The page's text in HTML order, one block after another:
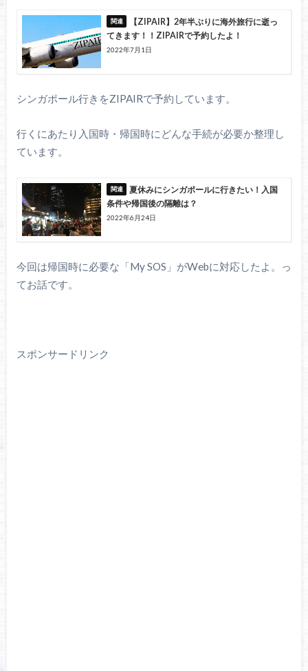
【ZIPAIR】2年半ぶりに海外旅行に逝っ
てきます！！ZIPAIRで予約したよ！
2022年7月1日
シンガポール行きをZIPAIRで予約しています。
行くにあたり入国時・帰国時にどんな手続が必要か整理し
ています。
夏休みにシンガポールに行きたい！入国
条件や帰国後の隔離は？
2022年6月24日
今回は帰国時に必要な「My SOS」がWebに対応したよ。っ
てお話です。
スポンサードリンク